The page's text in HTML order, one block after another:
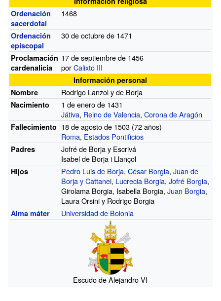
Ordenación
sacerdotal
1468
Ordenación
episcopal
30 de octubre de 1471
Proclamación
cardenalicia
17 de septiembre de 1456
porCalixto III
Información personal
Nombre
Rodrigo Lanzol y de Borja
Nacimiento
1 de enero de 1431
Játiva, Reino de Valencia,Corona de Aragón
Fallecimiento 18 de agosto de 1503 (72años)
Roma, Estados Pontificios
Padres
Jofré de Borja y Escrivá
Isabel de Borja i Llançol
Hijos Pedro Luis de Borja,César Borgia,Juan de
Borja y Cattanei, Lucrecia Borgia,Jofré Borgia,
Girolama Borgia, Isabella Borgia,Juan Borgia,
Laura Orsini y Rodrigo Borgia
Alma máter Universidad de Bolonia
Escudo de Alejandro VI